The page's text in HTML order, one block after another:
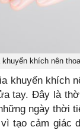
khuyến khích nên
khuyến khích
tay. Đây là
ngày thời
tạo cảm giác